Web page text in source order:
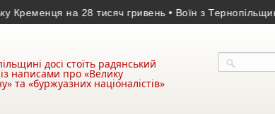
на 28 тисяч гривень • Воїн з Тернопільщини з
досі стоїть радянський
написами про «Велику
та «буржуазних націоналістів»